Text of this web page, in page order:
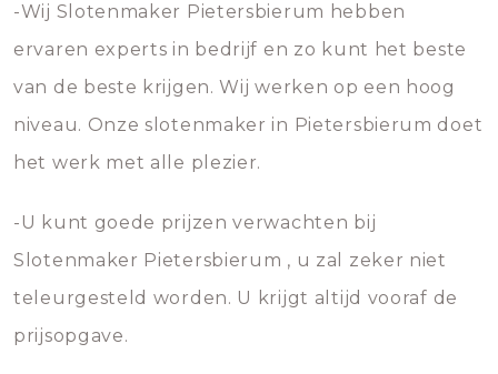
-Wij Slotenmaker Pietersbierum hebben
ervaren experts in bedrijf en zo kunt het beste
van de beste krijgen. Wij werken op een hoog
niveau. Onze slotenmaker in Pietersbierum doet
het werk met alle plezier.
-U kunt goede prijzen verwachten bij
Slotenmaker Pietersbierum , u zal zeker niet
teleurgesteld worden. U krijgt altijd vooraf de
prijsopgave.